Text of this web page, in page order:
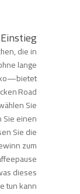
die in
lange
Road
Sie
Sie einen
Sie die
zum
dieses
tun kann.